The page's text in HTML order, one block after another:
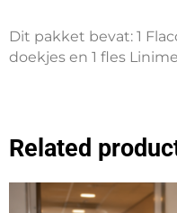
Dit pakket bevat: 1
doekjes en 1 fles
Related